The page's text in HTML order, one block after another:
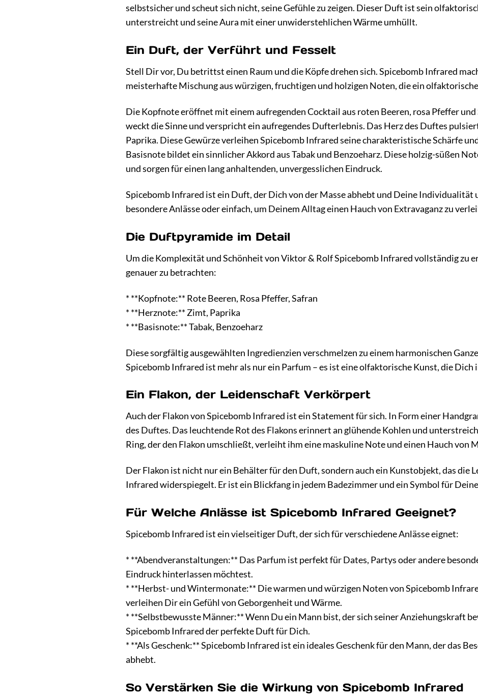
selbstsicher und scheut sich nicht, seine Gefühle zu zeigen. Dieser Duft ist sein
unterstreicht und seine Aura mit einer unwiderstehlichen Wärme umhüllt.
Ein Duft, der Verführt und Fesselt
Stell Dir vor, Du betrittst einen Raum und die Köpfe drehen sich. Spicebomb Infrared
meisterhafte Mischung aus würzigen, fruchtigen und holzigen Noten, die ein
Die Kopfnote eröffnet mit einem aufregenden Cocktail aus roten Beeren, rosa Pfeffer
weckt die Sinne und verspricht ein aufregendes Dufterlebnis. Das Herz des Duftes
Paprika. Diese Gewürze verleihen Spicebomb Infrared seine charakteristische Schärfe
Basisnote bildet ein sinnlicher Akkord aus Tabak und Benzoeharz. Diese holzig-süßen
und sorgen für einen lang anhaltenden, unvergesslichen Eindruck.
Spicebomb Infrared ist ein Duft, der Dich von der Masse abhebt und Deine
besondere Anlässe oder einfach, um Deinem Alltag einen Hauch von Extravaganz zu
Die Duftpyramide im Detail
Um die Komplexität und Schönheit von Viktor & Rolf Spicebomb Infrared vollständig zu
genauer zu betrachten:
* **Kopfnote:** Rote Beeren, Rosa Pfeffer, Safran
* **Herznote:** Zimt, Paprika
* **Basisnote:** Tabak, Benzoeharz
Diese sorgfältig ausgewählten Ingredienzien verschmelzen zu einem harmonischen
Spicebomb Infrared ist mehr als nur ein Parfum – es ist eine olfaktorische Kunst, die Dich
Ein Flakon, der Leidenschaft Verkörpert
Auch der Flakon von Spicebomb Infrared ist ein Statement für sich. In Form einer
des Duftes. Das leuchtende Rot des Flakons erinnert an glühende Kohlen und
Ring, der den Flakon umschließt, verleiht ihm eine maskuline Note und einen Hauch von
Der Flakon ist nicht nur ein Behälter für den Duft, sondern auch ein Kunstobjekt, das die
Infrared widerspiegelt. Er ist ein Blickfang in jedem Badezimmer und ein Symbol für
Für Welche Anlässe ist Spicebomb Infrared Geeignet?
Spicebomb Infrared ist ein vielseitiger Duft, der sich für verschiedene Anlässe eignet:
* **Abendveranstaltungen:** Das Parfum ist perfekt für Dates, Partys oder andere
Eindruck hinterlassen möchtest.
* **Herbst- und Wintermonate:** Die warmen und würzigen Noten von Spicebomb
verleihen Dir ein Gefühl von Geborgenheit und Wärme.
* **Selbstbewusste Männer:** Wenn Du ein Mann bist, der sich seiner Anziehungskraft
Spicebomb Infrared der perfekte Duft für Dich.
* **Als Geschenk:** Spicebomb Infrared ist ein ideales Geschenk für den Mann, der das
abhebt.
So Verstärken Sie die Wirkung von Spicebomb Infrared